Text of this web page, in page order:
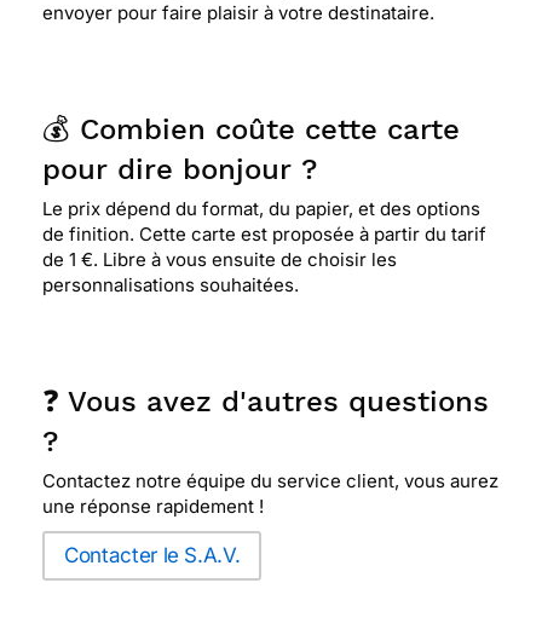
envoyer pour faire plaisir à votre destinataire.
💰 Combien coûte cette carte
pour dire bonjour ?
Le prix dépend du format, du papier, et des options
de finition. Cette carte est proposée à partir du tarif
de 1 €. Libre à vous ensuite de choisir les
personnalisations souhaitées.
❓ Vous avez d'autres questions
?
Contactez notre équipe du service client, vous aurez
une réponse rapidement !
Contacter le S.A.V.